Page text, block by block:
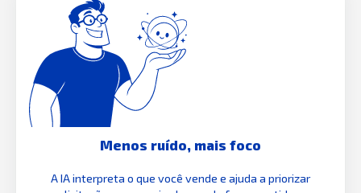
Menos ruído, mais foco
A IA interpreta o que você vende e ajuda a priorizar